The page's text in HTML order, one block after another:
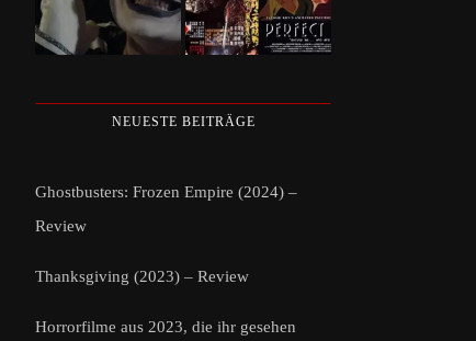
NEUESTE BEITRÄGE
Ghostbusters: Frozen Empire (2024) –
Review
Thanksgiving (2023) – Review
Horrorfilme aus 2023, die ihr gesehen